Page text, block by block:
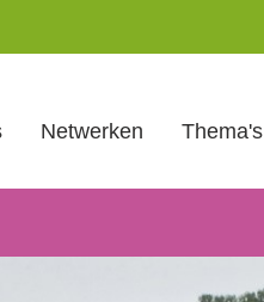
Netwerken Thema's